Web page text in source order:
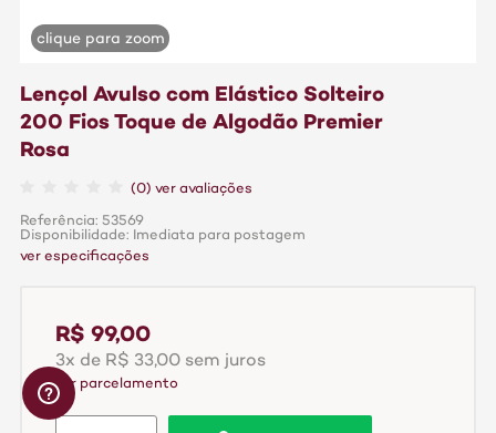
clique para zoom
Lençol Avulso com Elástico Solteiro
200 Fios Toque de Algodão Premier
Rosa
(0) ver avaliações
Referência: 53569
Disponibilidade: Imediata para postagem
ver especificações
R$ 99,00
3x de R$ 33,00 sem juros
ver parcelamento